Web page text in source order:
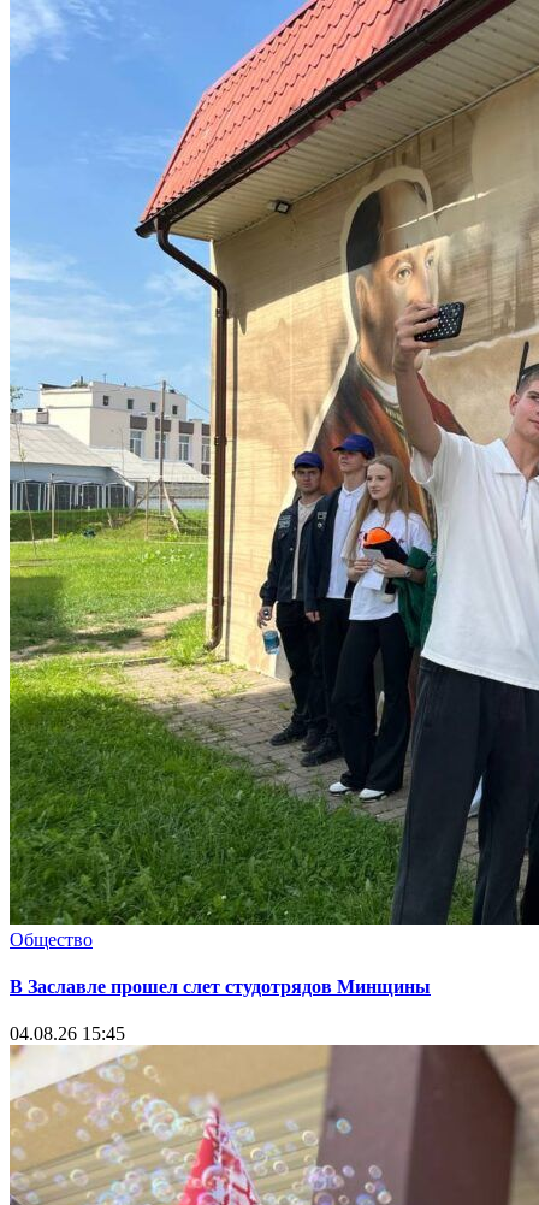
Общество
В Заславле прошел слет студотрядов Минщины
04.08.26 15:45